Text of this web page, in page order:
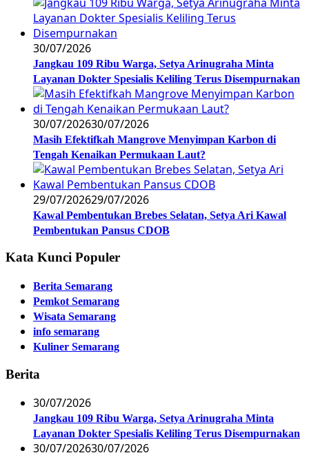
30/07/2026
Jangkau 109 Ribu Warga, Setya Arinugraha Minta
Layanan Dokter Spesialis Keliling Terus Disempurnakan
30/07/202630/07/2026
Masih Efektifkah Mangrove Menyimpan Karbon di
Tengah Kenaikan Permukaan Laut?
29/07/202629/07/2026
Kawal Pembentukan Brebes Selatan, Setya Ari Kawal
Pembentukan Pansus CDOB
Kata Kunci Populer
Berita Semarang
Pemkot Semarang
Wisata Semarang
info semarang
Kuliner Semarang
Berita
30/07/2026
Jangkau 109 Ribu Warga, Setya Arinugraha Minta
Layanan Dokter Spesialis Keliling Terus Disempurnakan
30/07/202630/07/2026